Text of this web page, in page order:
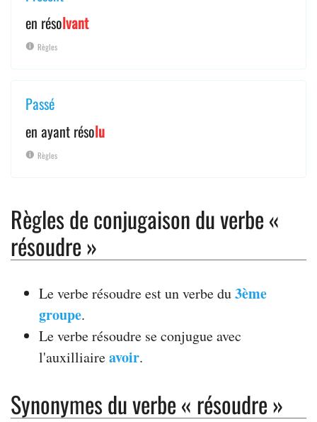
en résolvant
Règles
Passé
en ayant résolu
Règles
Règles de conjugaison du verbe «
résoudre »
Le verbe résoudre est un verbe du3ème
groupe.
Le verbe résoudre se conjugue avec
l'auxilliaireavoir.
Synonymes du verbe « résoudre »